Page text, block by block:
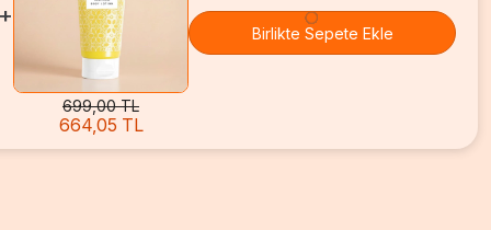
699,00 TL
664,05 TL
Birlikte Sepete Ekle